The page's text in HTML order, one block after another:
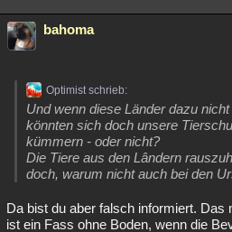
bahoma
Optimist schrieb:
Und wenn diese Länder dazu
könnten sich doch unsere
kümmern - oder nicht?
Die Tiere aus den Lândern
doch, warum nicht auch bei den
Da bist du aber falsch informiert. Das
ist ein Fass ohne Boden, wenn die